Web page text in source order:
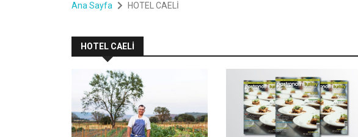
Ana Sayfa HOTEL CAELİ
HOTEL CAELİ